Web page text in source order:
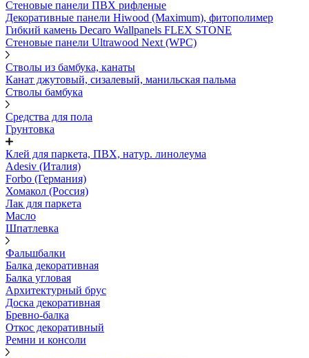
Стеновые панели ПВХ рифленые
Декоративные панели Hiwood (Maximum), фитополимер
Гибкий камень Decaro Wallpanels FLEX STONE
Стеновые панели Ultrawood Next (WPC)
Стволы из бамбука, канаты
Канат джутовый, сизалевый, манильская пальма
Стволы бамбука
Средства для пола
Грунтовка
Клей для паркета, ПВХ, натур. линолеума
Adesiv (Италия)
Forbo (Германия)
Хомакол (Россия)
Лак для паркета
Масло
Шпатлевка
Фальшбалки
Балка декоративная
Балка угловая
Архитектурный брус
Доска декоративная
Бревно-балка
Откос декоративный
Ремни и консоли